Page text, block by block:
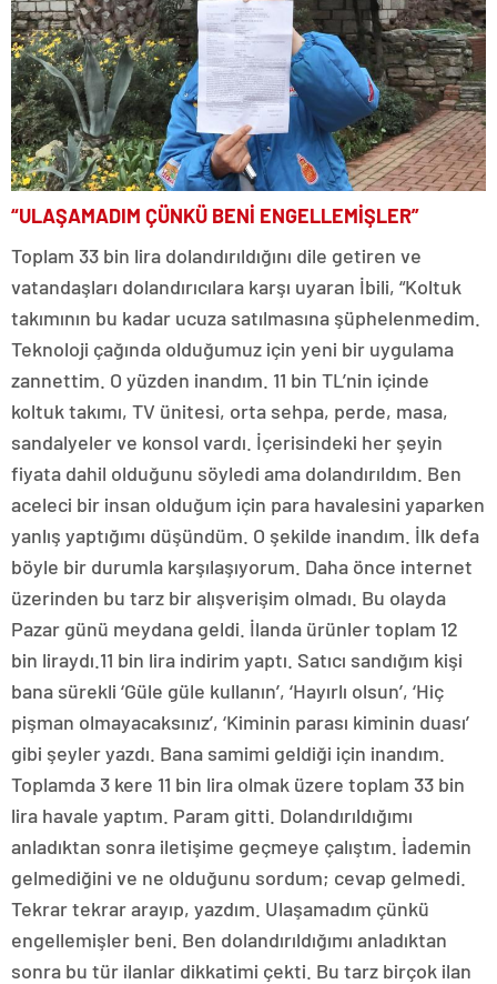
“ULAŞAMADIM ÇÜNKÜ BENİ ENGELLEMİŞLER”
Toplam 33 bin lira dolandırıldığını dile getiren ve
vatandaşları dolandırıcılara karşı uyaran İbili, “Koltuk
takımının bu kadar ucuza satılmasına şüphelenmedim.
Teknoloji çağında olduğumuz için yeni bir uygulama
zannettim. O yüzden inandım. 11 bin TL’nin içinde
koltuk takımı, TV ünitesi, orta sehpa, perde, masa,
sandalyeler ve konsol vardı. İçerisindeki her şeyin
fiyata dahil olduğunu söyledi ama dolandırıldım. Ben
aceleci bir insan olduğum için para havalesini yaparken
yanlış yaptığımı düşündüm. O şekilde inandım. İlk defa
böyle bir durumla karşılaşıyorum. Daha önce internet
üzerinden bu tarz bir alışverişim olmadı. Bu olayda
Pazar günü meydana geldi. İlanda ürünler toplam 12
bin liraydı.11 bin lira indirim yaptı. Satıcı sandığım kişi
bana sürekli ‘Güle güle kullanın’, ‘Hayırlı olsun’, ‘Hiç
pişman olmayacaksınız’, ‘Kiminin parası kiminin duası’
gibi şeyler yazdı. Bana samimi geldiği için inandım.
Toplamda 3 kere 11 bin lira olmak üzere toplam 33 bin
lira havale yaptım. Param gitti. Dolandırıldığımı
anladıktan sonra iletişime geçmeye çalıştım. İademin
gelmediğini ve ne olduğunu sordum; cevap gelmedi.
Tekrar tekrar arayıp, yazdım. Ulaşamadım çünkü
engellemişler beni. Ben dolandırıldığımı anladıktan
sonra bu tür ilanlar dikkatimi çekti. Bu tarz birçok ilan